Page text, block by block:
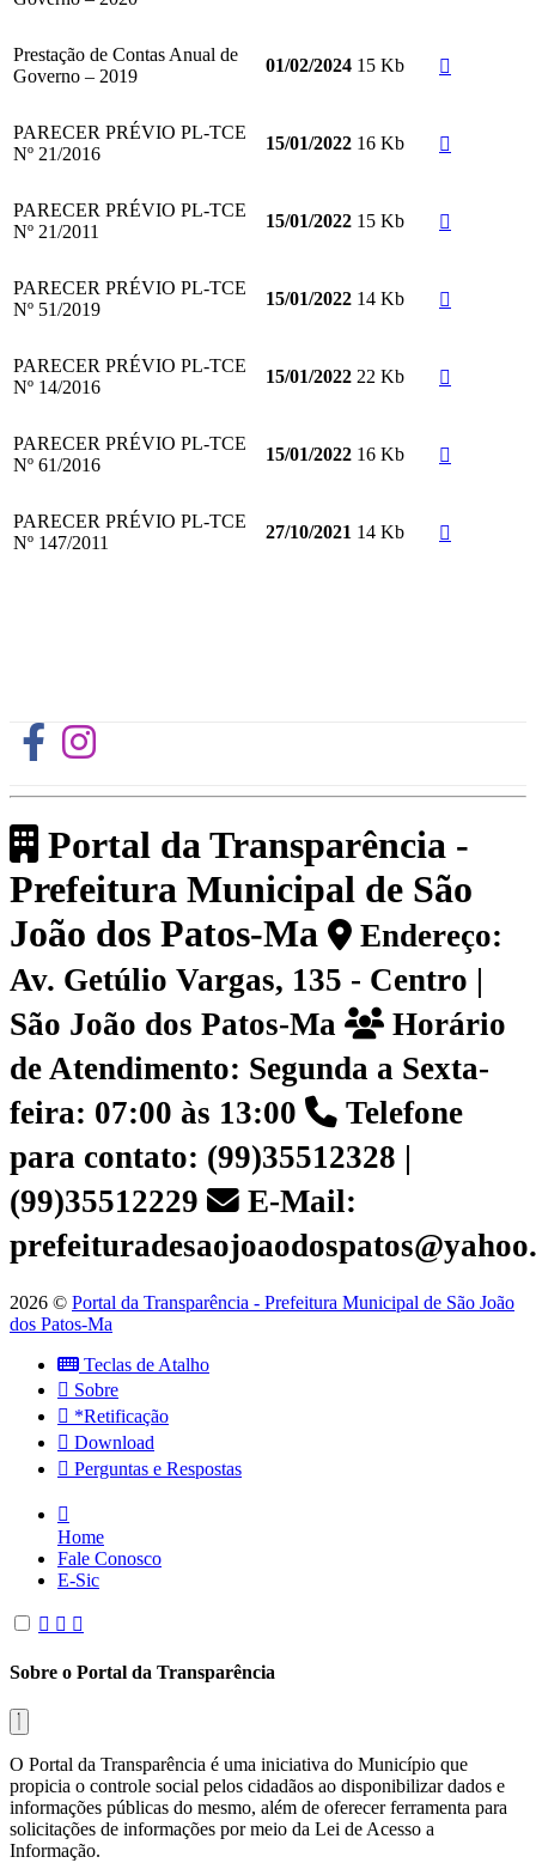
Prestação de Contas Anual de
Governo – 2019
01/02/2024 15 Kb
PARECER PRÉVIO PL-TCE
Nº 21/2016
15/01/2022 16 Kb
PARECER PRÉVIO PL-TCE
Nº 21/2011
15/01/2022 15 Kb
PARECER PRÉVIO PL-TCE
Nº 51/2019
15/01/2022 14 Kb
PARECER PRÉVIO PL-TCE
Nº 14/2016
15/01/2022 22 Kb
PARECER PRÉVIO PL-TCE
Nº 61/2016
15/01/2022 16 Kb
PARECER PRÉVIO PL-TCE
Nº 147/2011
27/10/2021 14 Kb
Portal da Transparência -
Prefeitura Municipal de São
João dos Patos-Ma
Endereço:
Av. Getúlio Vargas, 135 - Centro |
São João dos Patos-Ma
Horário
de Atendimento: Segunda a Sexta-
feira: 07:00 às 13:00
Telefone
para contato: (99)35512328 |
(99)35512229
E-Mail:
2026 © Portal da Transparência - Prefeitura Municipal de São João
dos Patos-Ma
Teclas de Atalho
Sobre
*Retificação
Download
Perguntas e Respostas
Home
Fale Conosco
E-Sic
Sobre o Portal da Transparência
O Portal da Transparência é uma iniciativa do Município que
propicia o controle social pelos cidadãos ao disponibilizar dados e
informações públicas do mesmo, além de oferecer ferramenta para
solicitações de informações por meio da Lei de Acesso a
Informação.